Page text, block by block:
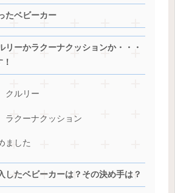
たベビーカー
リーかラクーナクッションか・・・
クルリー
クーナクッション
ました
したベビーカーは？その決め手は？